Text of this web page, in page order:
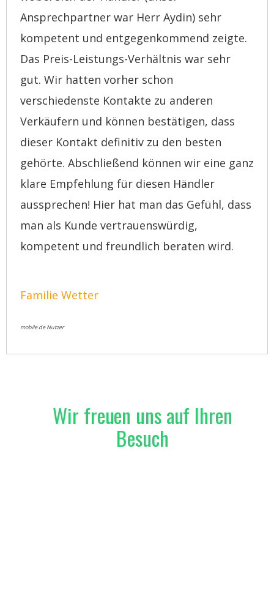
Ansprechpartner war Herr Aydin) sehr
kompetent und entgegenkommend zeigte.
Das Preis-Leistungs-Verhältnis war sehr
gut. Wir hatten vorher schon
verschiedenste Kontakte zu anderen
Verkäufern und können bestätigen, dass
dieser Kontakt definitiv zu den besten
gehörte. Abschließend können wir eine ganz
klare Empfehlung für diesen Händler
aussprechen! Hier hat man das Gefühl, dass
man als Kunde vertrauenswürdig,
kompetent und freundlich beraten wird.
Familie Wetter
mobile.de Nutzer
Wir freuen uns auf Ihren
Besuch